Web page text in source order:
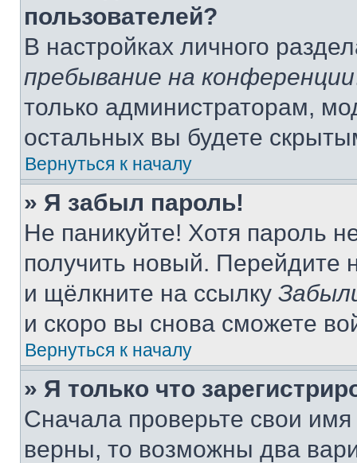
пользователей?
В настройках личного
пребывание на конференции
только администраторам,
остальных вы будете
Вернуться к началу
» Я забыл пароль!
Не паникуйте! Хотя пароль
получить новый. Перейдите
и щёлкните на ссылку
и скоро вы снова сможете
Вернуться к началу
» Я только что
Сначала проверьте свои
верны, то возможны два